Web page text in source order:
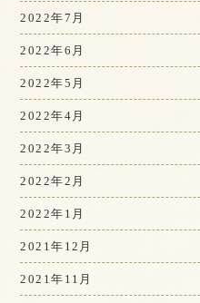
2022年7月
2022年6月
2022年5月
2022年4月
2022年3月
2022年2月
2022年1月
2021年12月
2021年11月